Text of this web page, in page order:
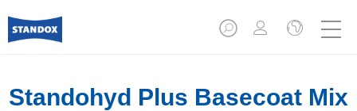
Standohyd Plus Basecoat Mix